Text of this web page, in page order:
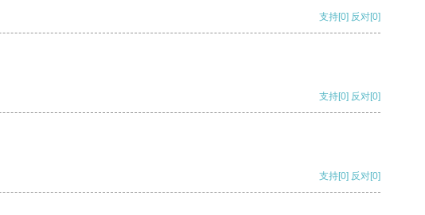
支持[0] 反对[0]
支持[0] 反对[0]
支持[0] 反对[0]